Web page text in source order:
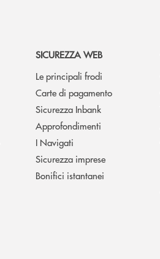
SICUREZZA WEB
Le principali frodi
Carte di pagamento
Sicurezza Inbank
Approfondimenti
I Navigati
Sicurezza imprese
Bonifici istantanei